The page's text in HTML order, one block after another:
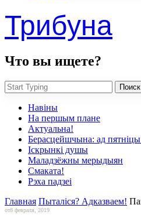
Трибуна
Что вы ищете?
Поиск
Навiны
На першым плане
Актуальна!
Берасцейшчына: ад
Іскрынкі душы
Маладзёжны мерыдыян
Смаката!
Рэха падзеі
Главная Пыталіся? Адказваем!
от8 февраля, 2019